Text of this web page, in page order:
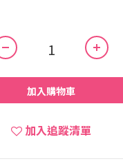
加入購物車
加入追蹤清單